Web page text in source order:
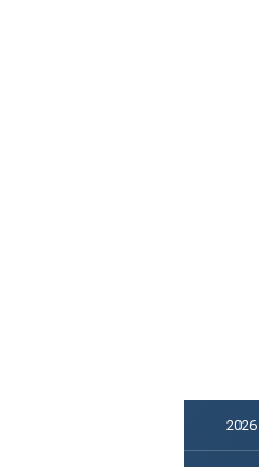
2026